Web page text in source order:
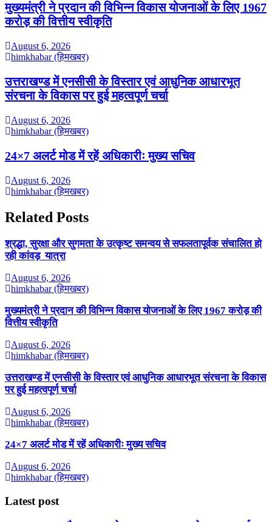
मुख्यमंत्री ने प्रदान की विभिन्न विकास योजनाओं के लिए 1967
करोड़ की वित्तीय स्वीकृति
August 6, 2026
himkhabar (हिमखबर)
उत्तराखण्ड में एनसीसी के विस्तार एवं आधुनिक आधारभूत
संरचना के विकास पर हुई महत्वपूर्ण चर्चा
August 6, 2026
himkhabar (हिमखबर)
24×7 अलर्ट मोड में रहें अधिकारीः मुख्य सचिव
August 6, 2026
himkhabar (हिमखबर)
Related Posts
श्रद्धा, सुरक्षा और सुगमता के उत्कृष्ट समन्वय से सफलतापूर्वक संचालित हो
रही कांवड़ यात्रा
August 6, 2026
himkhabar (हिमखबर)
मुख्यमंत्री ने प्रदान की विभिन्न विकास योजनाओं के लिए 1967 करोड़ की
वित्तीय स्वीकृति
August 6, 2026
himkhabar (हिमखबर)
उत्तराखण्ड में एनसीसी के विस्तार एवं आधुनिक आधारभूत संरचना के विकास
पर हुई महत्वपूर्ण चर्चा
August 6, 2026
himkhabar (हिमखबर)
24×7 अलर्ट मोड में रहें अधिकारीः मुख्य सचिव
August 6, 2026
himkhabar (हिमखबर)
Latest post